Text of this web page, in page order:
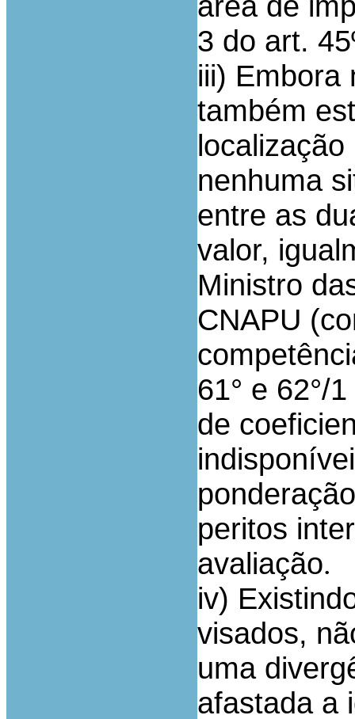
3 do art.
iii) Embora
também
nenhuma
entre as
valor,
Ministro
CNAPU
61° e 62°/
de
peritos
avaliação.
iv)
visados,
uma
afastada a